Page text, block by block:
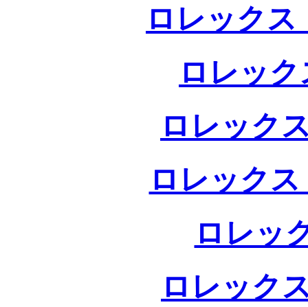
ロレックス
ロレッ
ロレック
ロレック
ロレッ
ロレック